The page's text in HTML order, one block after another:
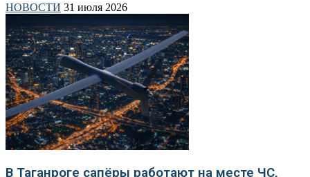
НОВОСТИ 31 июля 2026
В Таганроге сапёры работают на месте ЧС,